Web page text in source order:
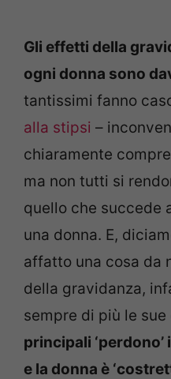
Gli effetti della
ogni donna sono
tantissimi fanno
alla stipsi –
chiaramente
ma non tutti si
quello che succede
una donna. E,
affatto una cosa da
della gravidanza,
sempre di più le
principali
e la donna è